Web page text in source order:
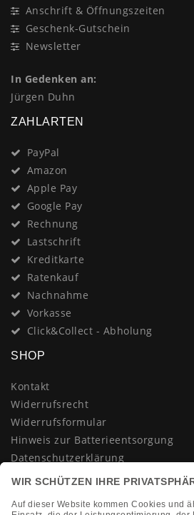
Anschrift & Öffnungszeiten
Geschenk-Gutschein
Newsletter
In Gedenken an:
Jürgen Duhn
ZAHLARTEN
PayPal
Amazon
Apple Pay
Google Pay
Rechnung
Lastschrift
Kreditkarte
Ratenkauf
Nachnahme
Vorkasse
Click&Collect - Abholung
SHOP
Kontakt
Widerrufsrecht
Widerrufsformular
Hinweis zur Batterieentsorgung
Datenschutzerklärung
AGB